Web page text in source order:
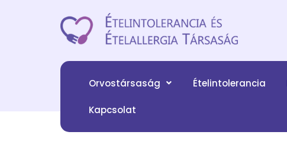
Orvostársaság Ételintolerancia
Kapcsolat